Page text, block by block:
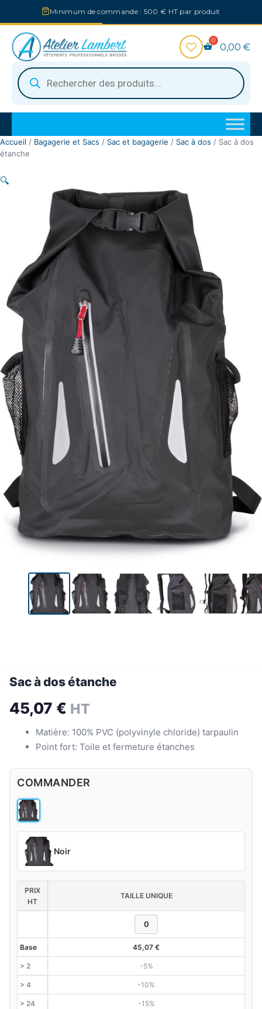
au
contenu
Minimum de commande : 500 € HT par produit
Recherche
de
produits
0,00 €
Accueil / Bagagerie et Sacs / Sac et bagagerie / Sac à dos / Sac à dos
étanche
🔍
Sac à dos étanche
45,07 € HT
Matière: 100% PVC (polyvinyle chloride) tarpaulin
Point fort: Toile et fermeture étanches
COMMANDER
Noir
PRIX
HT
TAILLE UNIQUE
Base 45,07 €
> 2 -5%
> 4 -10%
> 24 -15%